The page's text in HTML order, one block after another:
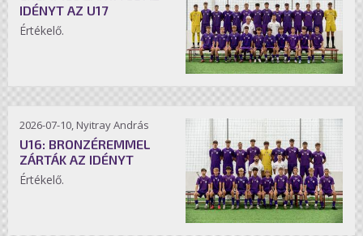
IDÉNYT AZ U17
Értékelő.
2026-07-10, Nyitray András
U16: BRONZÉREMMEL
ZÁRTÁK AZ IDÉNYT
Értékelő.